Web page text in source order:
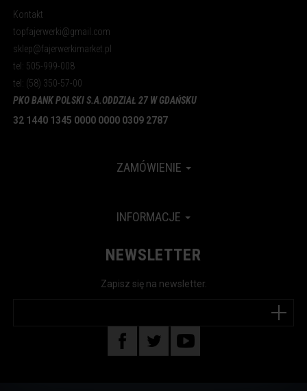
Kontakt
topfajerwerki@gmail.com
sklep@fajerwerkimarket.pl
tel: 505-999-008
tel: (58) 350-57-00
PKO BANK POLSKI S.A.ODDZIAŁ 27 W GDAŃSKU
32 1440 1345 0000 0000 0309 2787
ZAMÓWIENIE
INFORMACJE
NEWSLETTER
Zapisz się na newsletter.